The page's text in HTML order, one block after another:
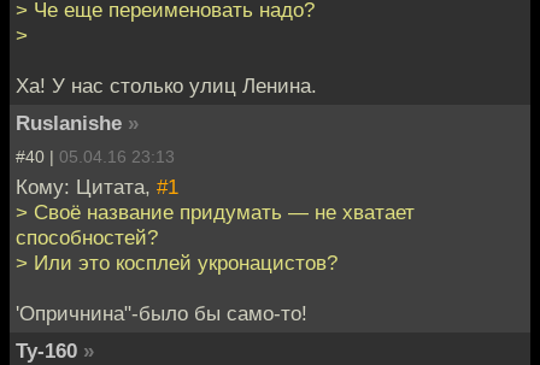
> Че еще переименовать надо?
>
Ха! У нас столько улиц Ленина.
Ruslanishe »
#40 | 05.04.16 23:13
Кому: Цитата, #1
> Своё название придумать — не хватает
способностей?
> Или это косплей укронацистов?
'Опричнина"-было бы само-то!
Ту-160 »